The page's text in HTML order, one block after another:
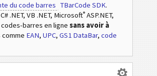
du code barres TBarCode SDK.
.NET, VB .NET, Microsoft® ASP.NET,
codes-barres en ligne sans avoir à
EAN, UPC, GS1 DataBar, code